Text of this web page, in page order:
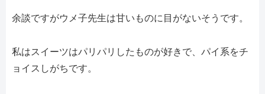
余談ですがウメ子先生は甘いものに目がないそうです。
私はスイーツはパリパリしたものが好きで、パイ系をチ
ョイスしがちです。